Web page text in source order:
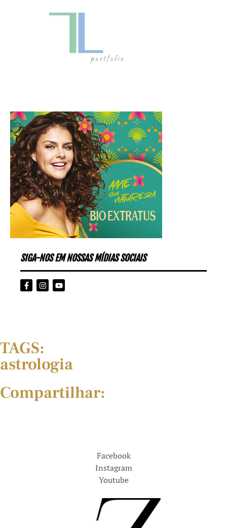
SIGA-NOS EM NOSSAS MÍDIAS SOCIAIS
TAGS:
astrologia
Compartilhar:
Facebook
Instagram
Youtube